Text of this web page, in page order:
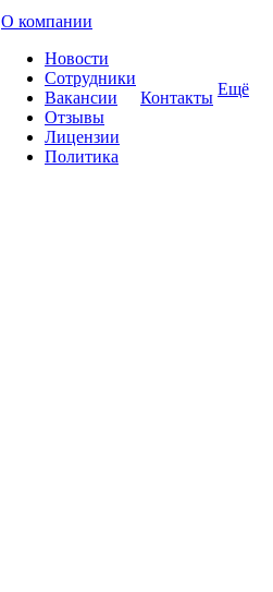
О компании
Новости
Сотрудники
Вакансии
Отзывы
Лицензии
Политика
Контакты Ещё